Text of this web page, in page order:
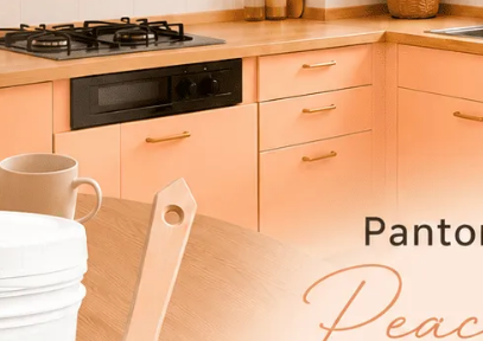
的陰沉與憂鬱感，反而呈現出如同晨霧般的透亮視覺
腰板，營造出乾淨、明亮且無壓力的現代氛圍。
極地白/奶茶咖/初綻粉/銀河灰/假日藍/迷霧灰/鼠尾草/冰島